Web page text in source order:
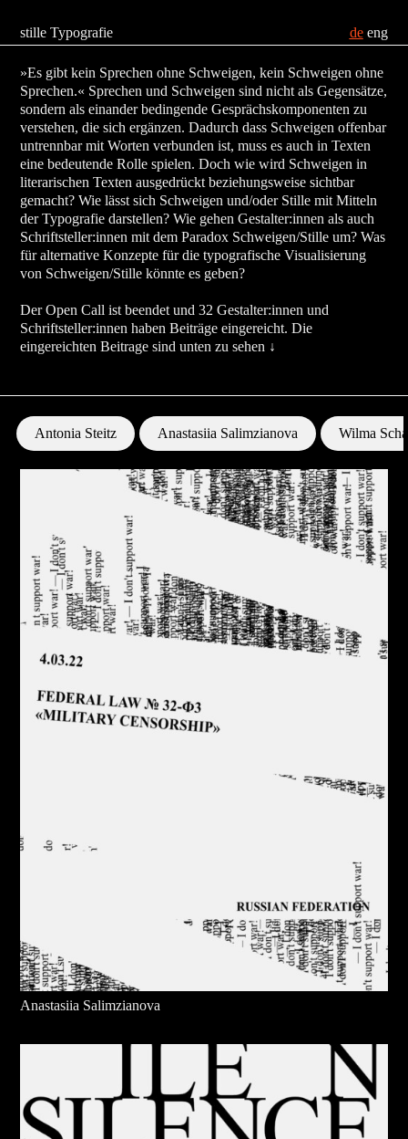
stille Typografie de eng
»Es gibt kein Sprechen ohne Schweigen, kein Schweigen ohne
Sprechen.« Sprechen und Schweigen sind nicht als Gegensätze,
sondern als einander bedingende Gesprächskomponenten zu
verstehen, die sich ergänzen. Dadurch dass Schweigen offenbar
untrennbar mit Worten verbunden ist, muss es auch in Texten
eine bedeutende Rolle spielen. Doch wie wird Schweigen in
literarischen Texten ausgedrückt beziehungsweise sichtbar
gemacht? Wie lässt sich Schweigen und/oder Stille mit Mitteln
der Typografie darstellen? Wie gehen Gestalter:innen als auch
Schriftsteller:innen mit dem Paradox Schweigen/Stille um? Was
für alternative Konzepte für die typografische Visualisierung
von Schweigen/Stille könnte es geben?
Der Open Call ist beendet und 32 Gestalter:innen und
Schriftsteller:innen haben Beiträge eingereicht. Die
eingereichten Beitrage sind unten zu sehen ↓
Antonia Steitz Anastasiia Salimzianova Wilma
Anastasiia Salimzianova